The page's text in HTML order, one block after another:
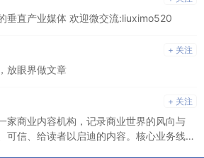
垂直产业媒体 欢迎微交流:liuximo520
+ 关注
放眼界做文章
+ 关注
家商业内容机构，记录商业世界的风向与
可信、给读者以启迪的内容。核心业务线为